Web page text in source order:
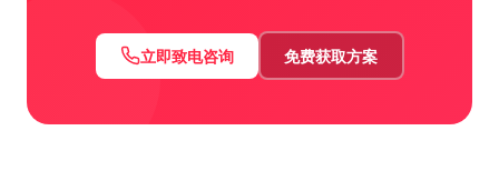
立即致电咨询 免费获取方案